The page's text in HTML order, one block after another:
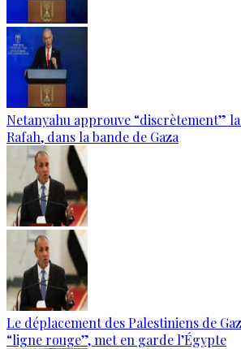
Netanyahu approuve “discrètement”
Rafah, dans la bande de Gaza
Le déplacement des Palestiniens de
“ligne rouge”, met en garde l’Égypte